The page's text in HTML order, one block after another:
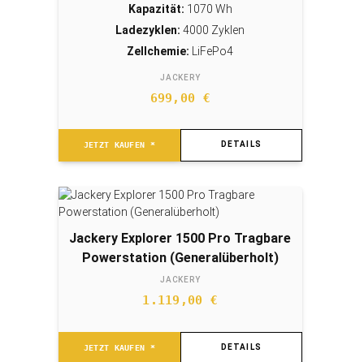
Kapazität: 1070 Wh
Ladezyklen: 4000 Zyklen
Zellchemie: LiFePo4
JACKERY
699,00 €
JETZT KAUFEN * DETAILS
Jackery Explorer 1500 Pro Tragbare
Powerstation (Generalüberholt)
JACKERY
1.119,00 €
JETZT KAUFEN * DETAILS